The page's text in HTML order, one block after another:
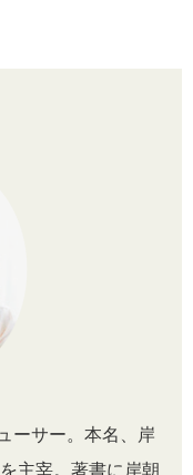
ーサー。本名、岸
主宰。著書に岸朝